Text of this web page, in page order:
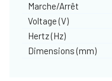
Marche/Arrêt
Voltage (V)
Hertz (Hz)
Dimensions (mm)